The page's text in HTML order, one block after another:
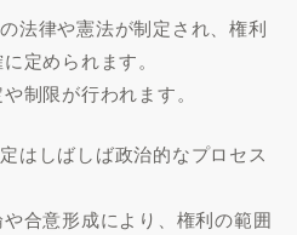
法律や憲法が制定され、権利
定められます。
制限が行われます。
はしばしば政治的なプロセス
合意形成により、権利の範囲